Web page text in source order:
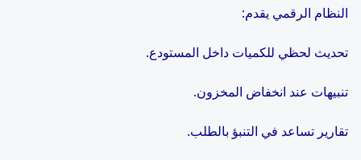
النظام الرقمي يقدم:
تحديث لحظي للكميات داخل المستودع.
تنبيهات عند انخفاض المخزون.
تقارير تساعد في التنبؤ بالطلب.